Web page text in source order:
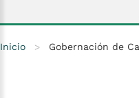
Inicio > Gobernación de